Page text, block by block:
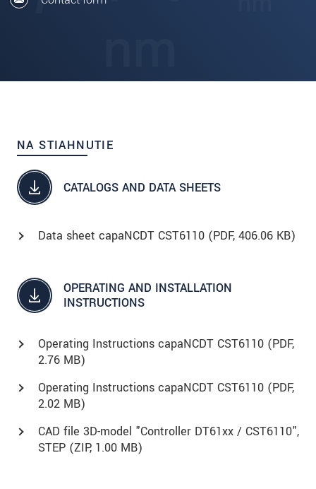
NA STIAHNUTIE
CATALOGS AND DATA SHEETS
Data sheet capaNCDT CST6110 (PDF, 406.06 KB)
OPERATING AND INSTALLATION
INSTRUCTIONS
Operating Instructions capaNCDT CST6110 (PDF,
2.76 MB)
Operating Instructions capaNCDT CST6110 (PDF,
2.02 MB)
CAD file 3D-model "Controller DT61xx / CST6110",
STEP (ZIP, 1.00 MB)